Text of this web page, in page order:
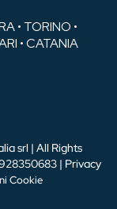
• TORINO •
• CATANIA
srl | All Rights
| Privacy
Cookie